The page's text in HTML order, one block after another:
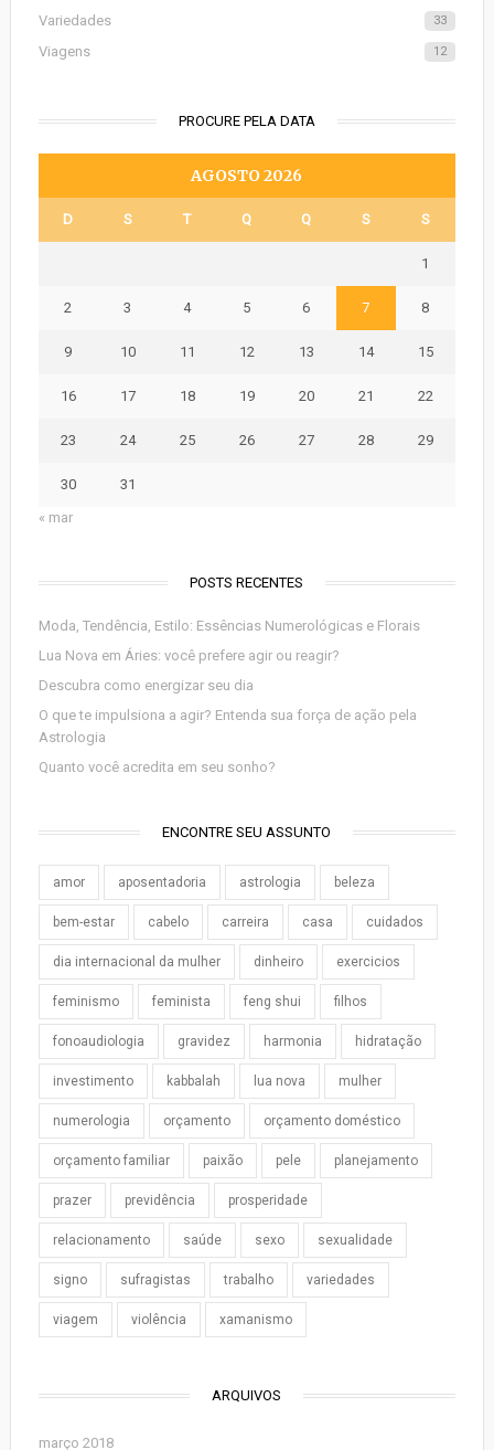
Variedades 33
Viagens 12
PROCURE PELA DATA
AGOSTO 2026
D S T Q Q S S
1
2 3 4 5 6 7 8
9 10 11 12 13 14 15
16 17 18 19 20 21 22
23 24 25 26 27 28 29
30
31
« mar
POSTS RECENTES
Moda, Tendência, Estilo: Essências Numerológicas e Florais
Lua Nova em Áries: você prefere agir ou reagir?
Descubra como energizar seu dia
O que te impulsiona a agir? Entenda sua força de ação pela
Astrologia
Quanto você acredita em seu sonho?
ENCONTRE SEU ASSUNTO
amor aposentadoria astrologia beleza
bem-estar cabelo carreira casa cuidados
dia internacional da mulher dinheiro exercicios
feminismo feminista feng shui filhos
fonoaudiologia gravidez harmonia hidratação
investimento kabbalah lua nova mulher
numerologia orçamento orçamento doméstico
orçamento familiar paixão pele planejamento
prazer previdência prosperidade
relacionamento saúde sexo sexualidade
signo sufragistas trabalho variedades
viagem violência xamanismo
ARQUIVOS
março 2018